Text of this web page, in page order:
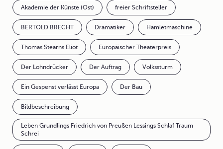
Akademie der Künste (Ost) freier Schriftsteller
BERTOLD BRECHT Dramatiker Hamletmaschine
Thomas Stearns Eliot Europäischer Theaterpreis
Der Lohndrücker Der Auftrag Volkssturm
Ein Gespenst verlässt Europa Der Bau
Bildbeschreibung
Leben Grundlings Friedrich von Preußen Lessings Schlaf Traum
Schrei